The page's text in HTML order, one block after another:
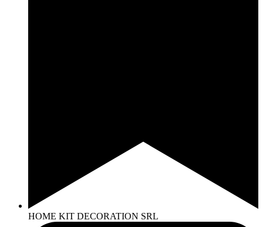
HOME KIT DECORATION SRL